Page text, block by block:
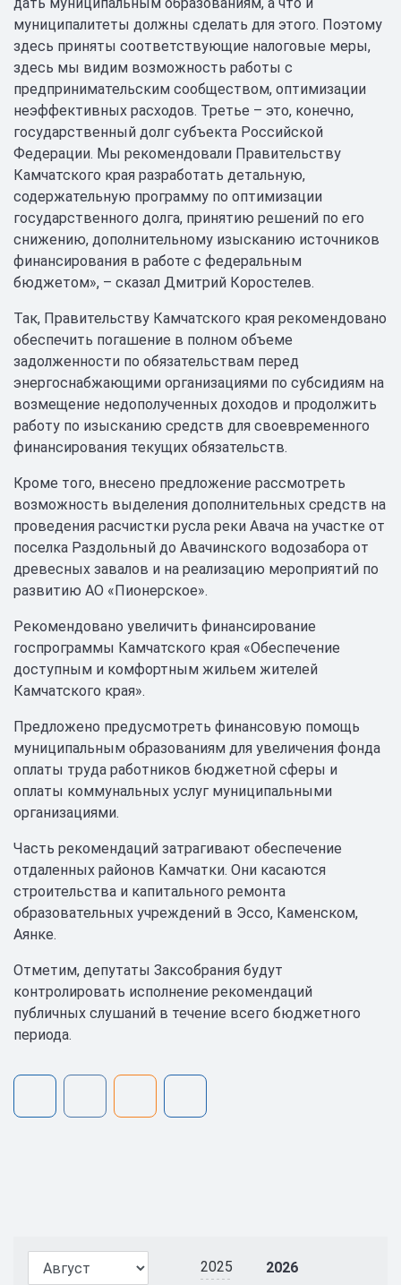
2025 2026
муниципалитеты должны сделать для этого. Поэтому
здесь приняты соответствующие налоговые меры,
здесь мы видим возможность работы с
предпринимательским сообществом, оптимизации
неэффективных расходов. Третье – это, конечно,
государственный долг субъекта Российской
Федерации. Мы рекомендовали Правительству
Камчатского края разработать детальную,
содержательную программу по оптимизации
государственного долга, принятию решений по его
снижению, дополнительному изысканию источников
финансирования в работе с федеральным
бюджетом», – сказал Дмитрий Коростелев.
Так, Правительству Камчатского края рекомендовано
обеспечить погашение в полном объеме
задолженности по обязательствам перед
энергоснабжающими организациями по субсидиям на
возмещение недополученных доходов и продолжить
работу по изысканию средств для своевременного
финансирования текущих обязательств.
Кроме того, внесено предложение рассмотреть
возможность выделения дополнительных средств на
проведения расчистки русла реки Авача на участке от
поселка Раздольный до Авачинского водозабора от
древесных завалов и на реализацию мероприятий по
развитию АО «Пионерское».
Рекомендовано увеличить финансирование
госпрограммы Камчатского края «Обеспечение
доступным и комфортным жильем жителей
Камчатского края».
Предложено предусмотреть финансовую помощь
муниципальным образованиям для увеличения фонда
оплаты труда работников бюджетной сферы и
оплаты коммунальных услуг муниципальными
организациями.
Часть рекомендаций затрагивают обеспечение
отдаленных районов Камчатки. Они касаются
строительства и капитального ремонта
образовательных учреждений в Эссо, Каменском,
Аянке.
Отметим, депутаты Заксобрания будут
контролировать исполнение рекомендаций
публичных слушаний в течение всего бюджетного
периода.